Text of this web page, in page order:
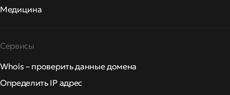
Медицина
Сервисы
Whois – проверить данные домена
Определить IP адрес